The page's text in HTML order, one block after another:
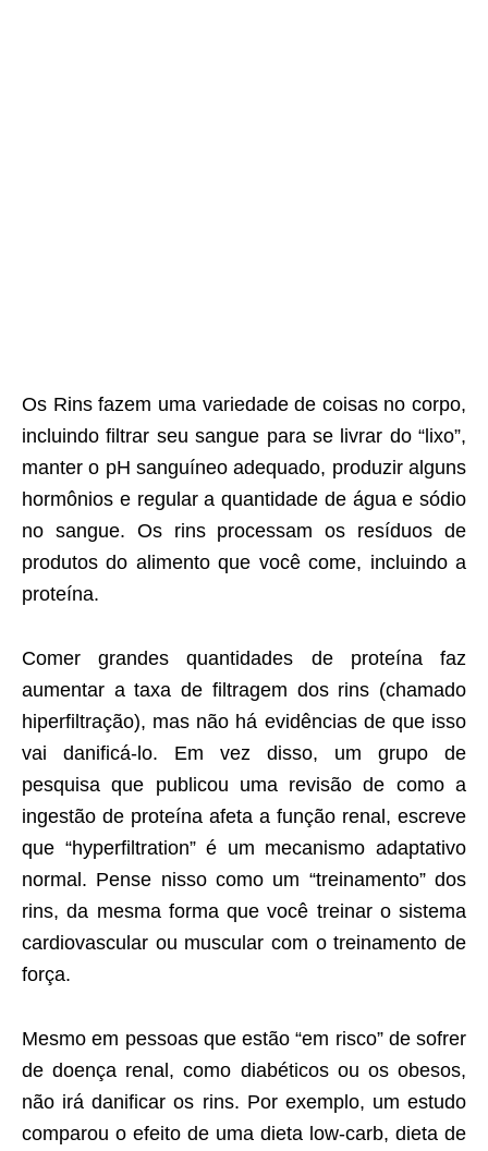
Os Rins fazem uma variedade de coisas no corpo,
incluindo filtrar seu sangue para se livrar do “lixo”,
manter o pH sanguíneo adequado, produzir alguns
hormônios e regular a quantidade de água e sódio
no sangue. Os rins processam os resíduos de
produtos do alimento que você come, incluindo a
proteína.
Comer grandes quantidades de proteína faz
aumentar a taxa de filtragem dos rins (chamado
hiperfiltração), mas não há evidências de que isso
vai danificá-lo. Em vez disso, um grupo de
pesquisa que publicou uma revisão de como a
ingestão de proteína afeta a função renal, escreve
que “hyperfiltration” é um mecanismo adaptativo
normal. Pense nisso como um “treinamento” dos
rins, da mesma forma que você treinar o sistema
cardiovascular ou muscular com o treinamento de
força.
Mesmo em pessoas que estão “em risco” de sofrer
de doença renal, como diabéticos ou os obesos,
não irá danificar os rins. Por exemplo, um estudo
comparou o efeito de uma dieta low-carb, dieta de